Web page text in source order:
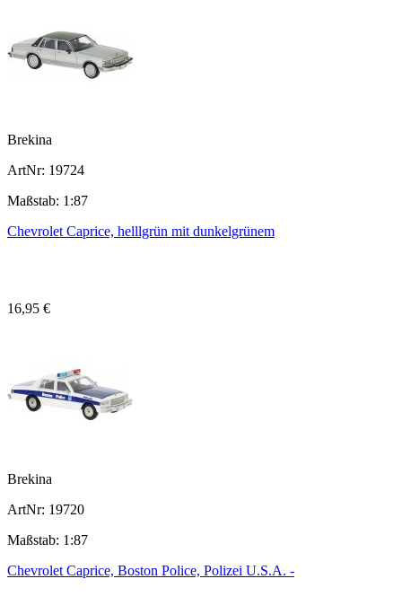
Brekina
ArtNr: 19724
Maßstab: 1:87
Chevrolet Caprice, helllgrün mit dunkelgrünem
16,95 €
Brekina
ArtNr: 19720
Maßstab: 1:87
Chevrolet Caprice, Boston Police, Polizei U.S.A. -